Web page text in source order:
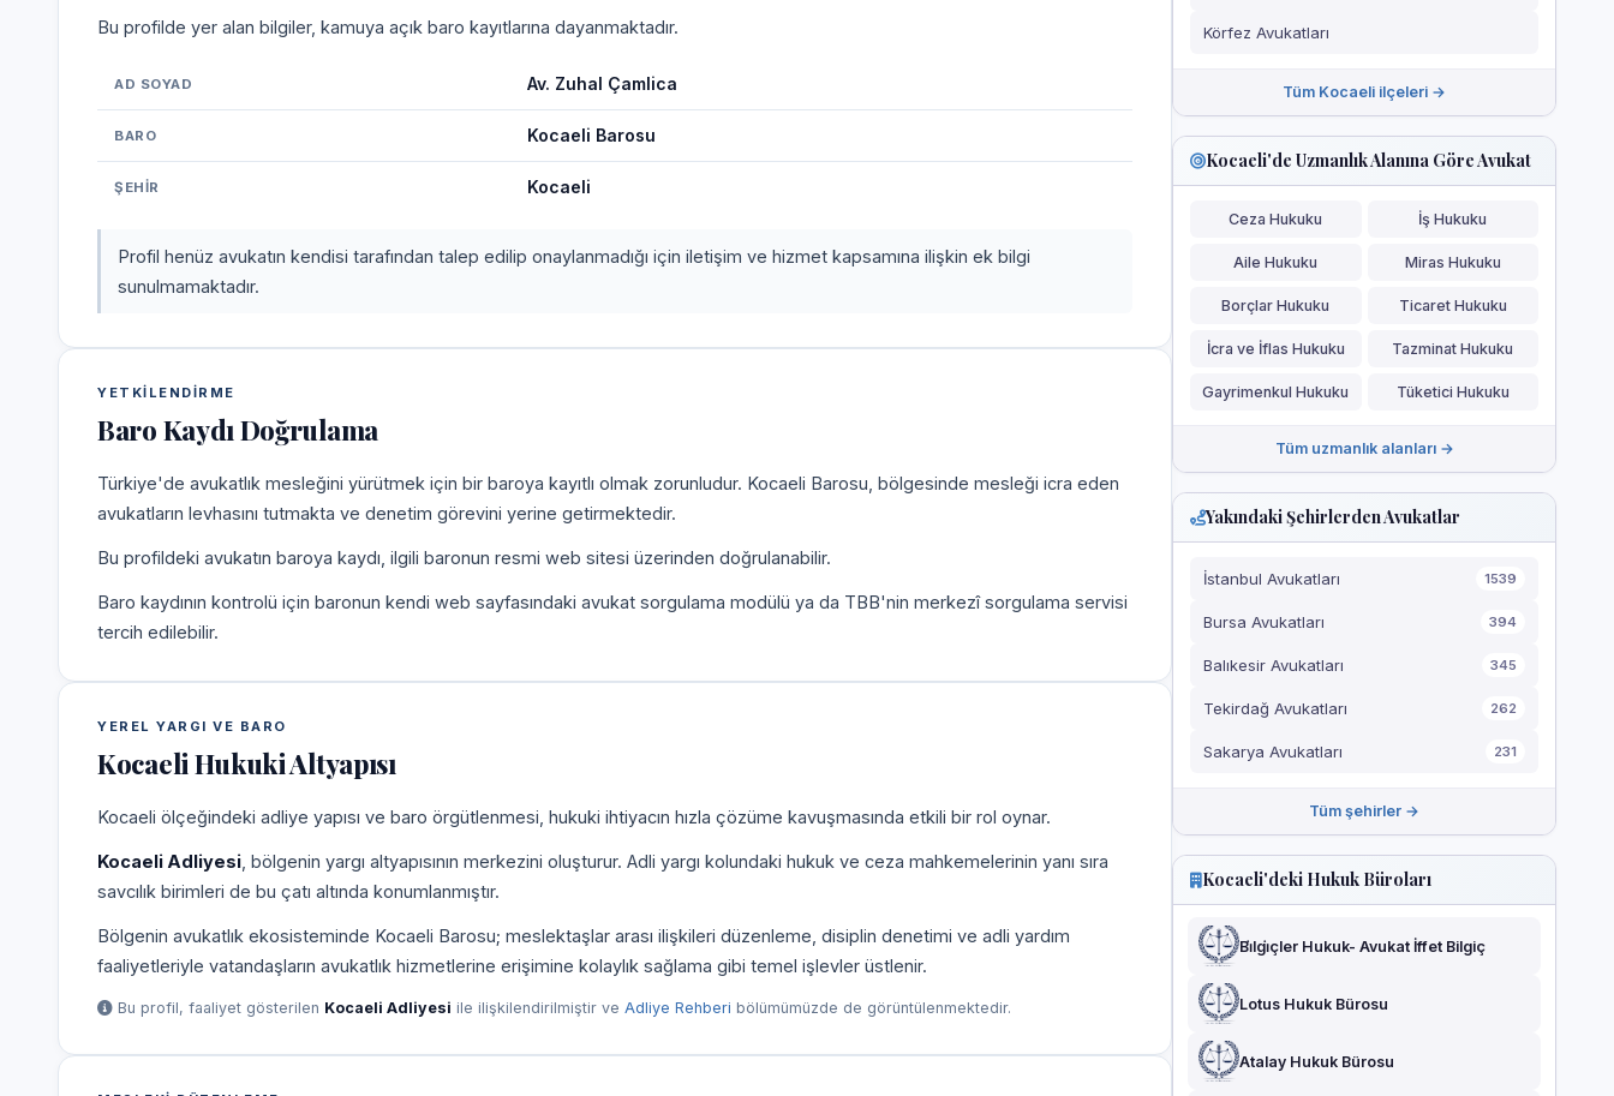
Bu profilde yer alan bilgiler, kamuya açık baro kayıtlarına dayanmaktadır.
AD SOYAD Av. Zuhal Çamlica
BARO Kocaeli Barosu
ŞEHIR Kocaeli
Profil henüz avukatın kendisi tarafından talep edilip onaylanmadığı için iletişim ve hizmet kapsamına ilişkin ek bilgi
sunulmamaktadır.
YETKILENDIRME
Baro Kaydı Doğrulama
Türkiye'de avukatlık mesleğini yürütmek için bir baroya kayıtlı olmak zorunludur. Kocaeli Barosu, bölgesinde mesleği icra eden
avukatların levhasını tutmakta ve denetim görevini yerine getirmektedir.
Bu profildeki avukatın baroya kaydı, ilgili baronun resmi web sitesi üzerinden doğrulanabilir.
Baro kaydının kontrolü için baronun kendi web sayfasındaki avukat sorgulama modülü ya da TBB'nin merkezî sorgulama servisi
tercih edilebilir.
YEREL YARGI VE BARO
Kocaeli Hukuki Altyapısı
Kocaeli ölçeğindeki adliye yapısı ve baro örgütlenmesi, hukuki ihtiyacın hızla çözüme kavuşmasında etkili bir rol oynar.
Kocaeli Adliyesi , bölgenin yargı altyapısının merkezini oluşturur. Adli yargı kolundaki hukuk ve ceza mahkemelerinin yanı sıra
savcılık birimleri de bu çatı altında konumlanmıştır.
Bölgenin avukatlık ekosisteminde Kocaeli Barosu; meslektaşlar arası ilişkileri düzenleme, disiplin denetimi ve adli yardım
faaliyetleriyle vatandaşların avukatlık hizmetlerine erişimine kolaylık sağlama gibi temel işlevler üstlenir.
Bu profil, faaliyet gösterilen Kocaeli Adliyesi ile ilişkilendirilmiştir ve Adliye Rehberi bölümümüzde de görüntülenmektedir.
Körfez Avukatları
Tüm Kocaeli ilçeleri →
Kocaeli'de Uzmanlık Alanına Göre Avukat
Ceza Hukuku İş Hukuku
Aile Hukuku Miras Hukuku
Borçlar Hukuku Ticaret Hukuku
İcra ve İflas Hukuku Tazminat Hukuku
Gayrimenkul Hukuku Tüketici Hukuku
Tüm uzmanlık alanları →
Yakındaki Şehirlerden Avukatlar
İstanbul Avukatları 1539
Bursa Avukatları 394
Balıkesir Avukatları 345
Tekirdağ Avukatları 262
Sakarya Avukatları 231
Tüm şehirler →
Kocaeli'deki Hukuk Büroları
Bi̇lgi̇çler Hukuk- Avukat İffet Bilgiç
Lotus Hukuk Bürosu
Atalay Hukuk Bürosu